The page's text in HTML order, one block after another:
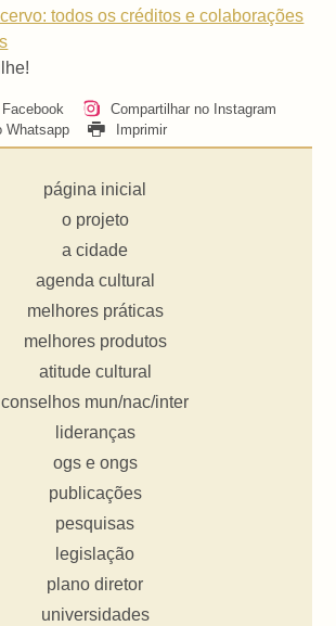
todos os créditos e colaborações
Compartilhar no Instagram
Whatsapp
Imprimir
página inicial
o projeto
a cidade
agenda cultural
melhores práticas
melhores produtos
atitude cultural
conselhos mun/nac/inter
lideranças
ogs e ongs
publicações
pesquisas
legislação
plano diretor
universidades